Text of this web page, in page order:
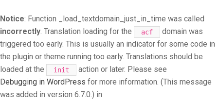
Notice: Function _load_textdomain_just_in_time was called
incorrectly. Translation loading for the acf
domain was
triggered too early. This is usually an indicator for some code in
the plugin or theme running too early. Translations should be
loaded at the
init
action or later. Please see
Debugging in WordPress for more information. (This message
was added in version 6.7.0.) in